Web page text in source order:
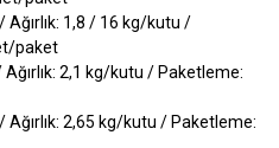
1,8 / 16 kg/kutu /
paket
2,1 kg/kutu / Paketleme:
2,65 kg/kutu / Paketleme: